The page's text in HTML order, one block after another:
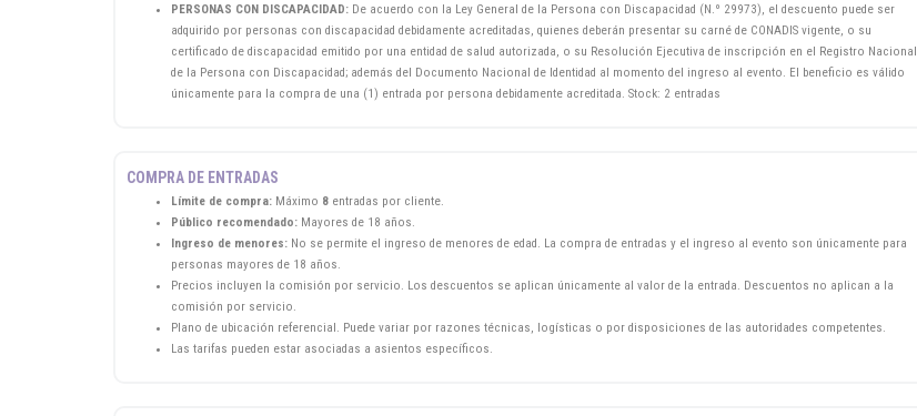
PERSONAS CON DISCAPACIDAD: De acuerdo con la Ley General de la Persona con Discapacidad (N.º 29973), el descuento puede ser
adquirido por personas con discapacidad debidamente acreditadas, quienes deberán presentar su carné de CONADIS vigente, o su
certificado de discapacidad emitido por una entidad de salud autorizada, o su Resolución Ejecutiva de inscripción en el Registro Nacional
de la Persona con Discapacidad; además del Documento Nacional de Identidad al momento del ingreso al evento. El beneficio es válido
únicamente para la compra de una (1) entrada por persona debidamente acreditada. Stock: 2 entradas
COMPRA DE ENTRADAS
Límite de compra: Máximo 8 entradas por cliente.
Público recomendado: Mayores de 18 años.
Ingreso de menores: No se permite el ingreso de menores de edad. La compra de entradas y el ingreso al evento son únicamente para
personas mayores de 18 años.
Precios incluyen la comisión por servicio. Los descuentos se aplican únicamente al valor de la entrada. Descuentos no aplican a la
comisión por servicio.
Plano de ubicación referencial. Puede variar por razones técnicas, logísticas o por disposiciones de las autoridades competentes.
Las tarifas pueden estar asociadas a asientos específicos.